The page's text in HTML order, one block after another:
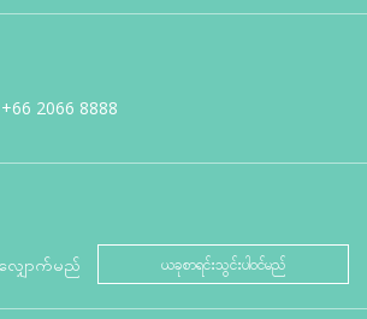
+66 2066 8888
ျှောက်မည် ယခုစာရင်းသွင်းပါဝင်မည်